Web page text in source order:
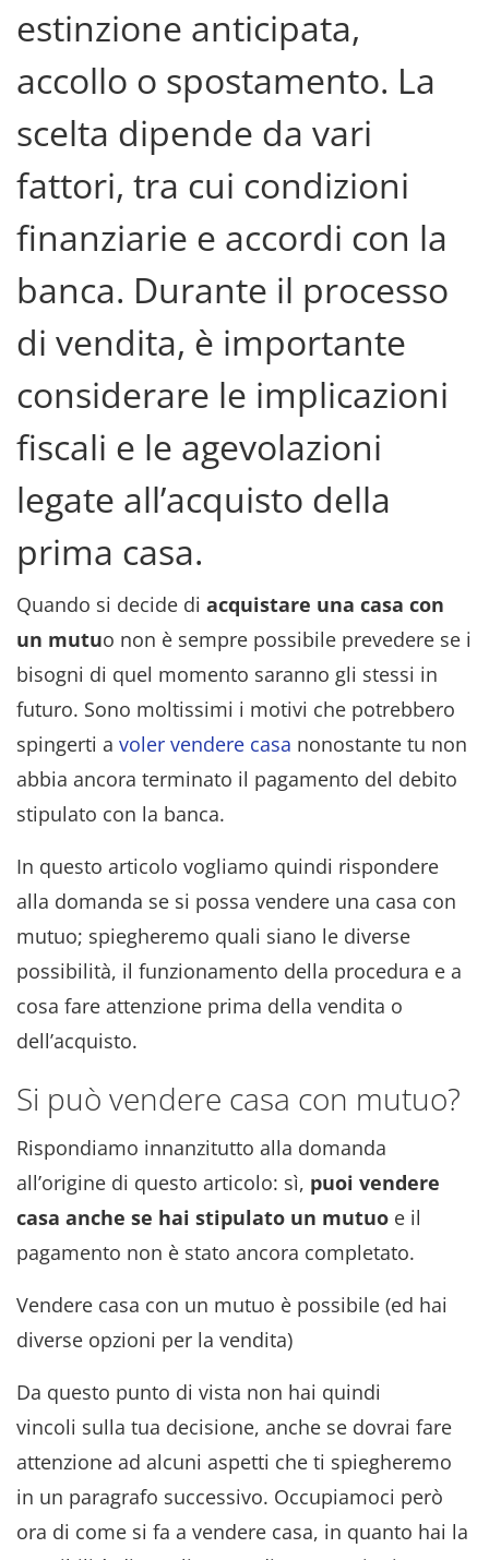
estinzione anticipata,
accollo o spostamento. La
scelta dipende da vari
fattori, tra cui condizioni
finanziarie e accordi con la
banca. Durante il processo
di vendita, è importante
considerare le implicazioni
fiscali e le agevolazioni
legate all’acquisto della
prima casa.
Quando si decide di acquistare una casa con
un mutuo non è sempre possibile prevedere se i
bisogni di quel momento saranno gli stessi in
futuro. Sono moltissimi i motivi che potrebbero
spingerti a voler vendere casa nonostante tu non
abbia ancora terminato il pagamento del debito
stipulato con la banca.
In questo articolo vogliamo quindi rispondere
alla domanda se si possa vendere una casa con
mutuo; spiegheremo quali siano le diverse
possibilità, il funzionamento della procedura e a
cosa fare attenzione prima della vendita o
dell’acquisto.
Si può vendere casa con mutuo?
Rispondiamo innanzitutto alla domanda
all’origine di questo articolo: sì, puoi vendere
casa anche se hai stipulato un mutuo e il
pagamento non è stato ancora completato.
Vendere casa con un mutuo è possibile (ed hai
diverse opzioni per la vendita)
Da questo punto di vista non hai quindi
vincoli sulla tua decisione, anche se dovrai fare
attenzione ad alcuni aspetti che ti spiegheremo
in un paragrafo successivo. Occupiamoci però
ora di come si fa a vendere casa, in quanto hai la